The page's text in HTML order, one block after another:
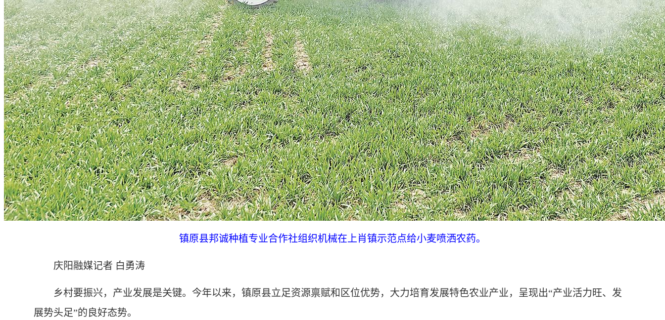
镇原县邦诚种植专业合作社组织机械在上肖镇示范点给小麦喷洒农药。
庆阳融媒记者 白勇涛
乡村要振兴，产业发展是关键。今年以来，镇原县立足资源禀赋和区位优势，大力培育发展特色农业产业，呈现出“产业活力旺、发
展势头足”的良好态势。